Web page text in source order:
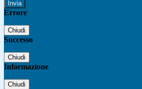
Errore
Chiudi
Successo
Chiudi
Informazione
Chiudi